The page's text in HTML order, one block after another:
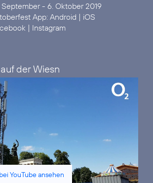
September - 6. Oktober 2019
App: Android | iOS
| Instagram
der Wiesn
YouTube ansehen